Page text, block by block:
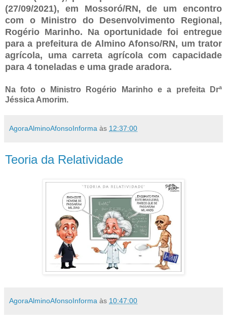
(27/09/2021), em Mossoró/RN, de um encontro
com o Ministro do Desenvolvimento Regional,
Rogério Marinho. Na oportunidade foi entregue
para a prefeitura de Almino Afonso/RN, um trator
agrícola, uma carreta agrícola com capacidade
para 4 toneladas e uma grade aradora.
Na foto o Ministro Rogério Marinho e a prefeita Drª
Jéssica Amorim.
AgoraAlminoAfonsoInforma às 12:37:00
Teoria da Relatividade
AgoraAlminoAfonsoInforma às 10:47:00